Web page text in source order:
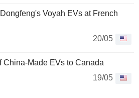
Voyah EVs at French
20/05
China-Made EVs to Canada
19/05